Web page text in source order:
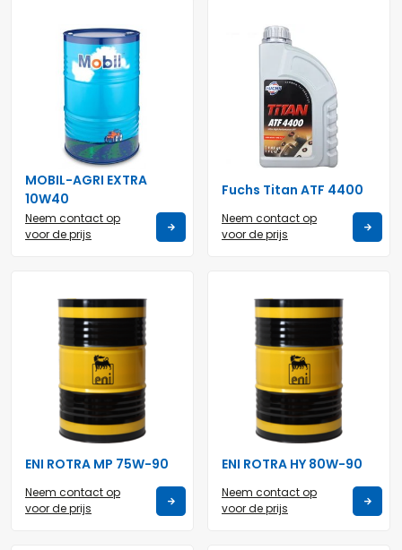
MOBIL-AGRI EXTRA
10W40
Neem contact op
voor de prijs
Fuchs Titan ATF 4400
Neem contact op
voor de prijs
ENI ROTRA MP 75W-90
Neem contact op
voor de prijs
ENI ROTRA HY 80W-90
Neem contact op
voor de prijs